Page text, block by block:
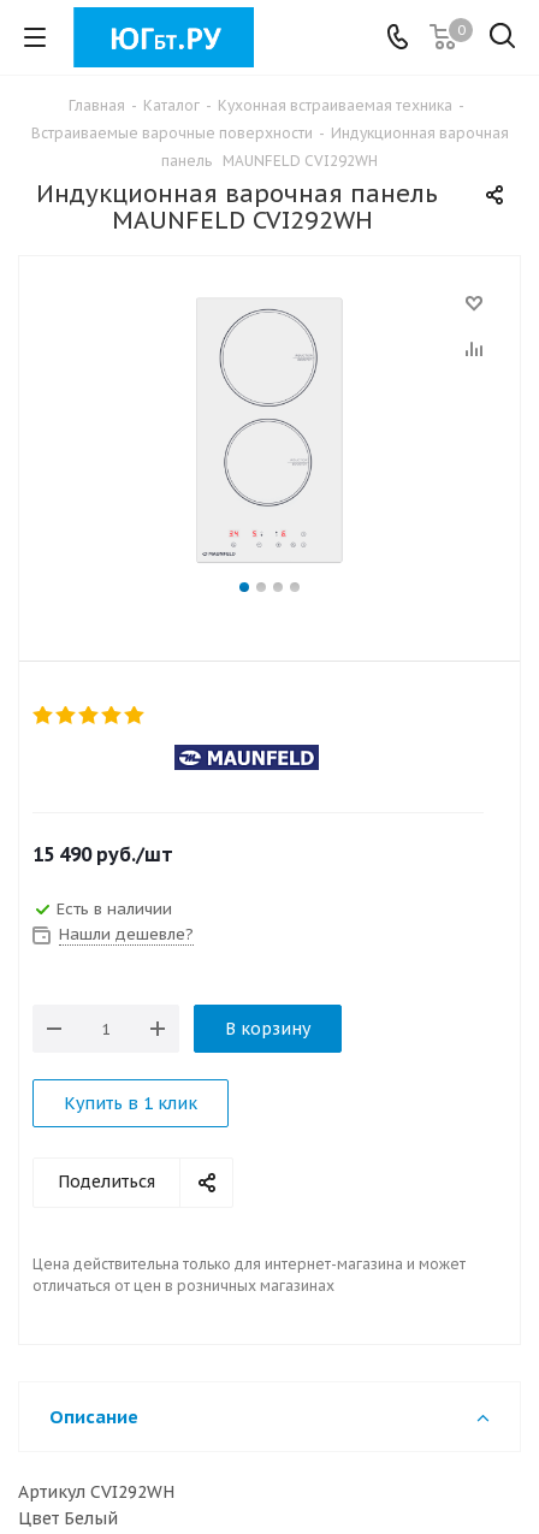
0
Главная - Каталог - Кухонная встраиваемая техника -
Встраиваемые варочные поверхности - Индукционная варочная
панель MAUNFELD CVI292WH
Индукционная варочная панель
MAUNFELD CVI292WH
15 490руб./шт
Есть в наличии
Нашли дешевле?
В корзину
Купить в 1 клик
Поделиться
Цена действительна только для интернет-магазина и может
отличаться от цен в розничных магазинах
Описание
Артикул CVI292WH
Цвет Белый